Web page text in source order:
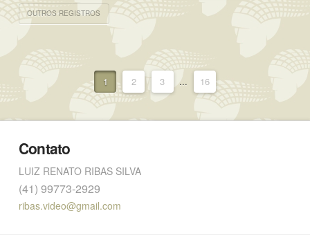
OUTROS REGISTROS
1 2 3 ... 16
Contato
LUIZ RENATO RIBAS SILVA
(41) 99773-2929
ribas.video@gmail.com